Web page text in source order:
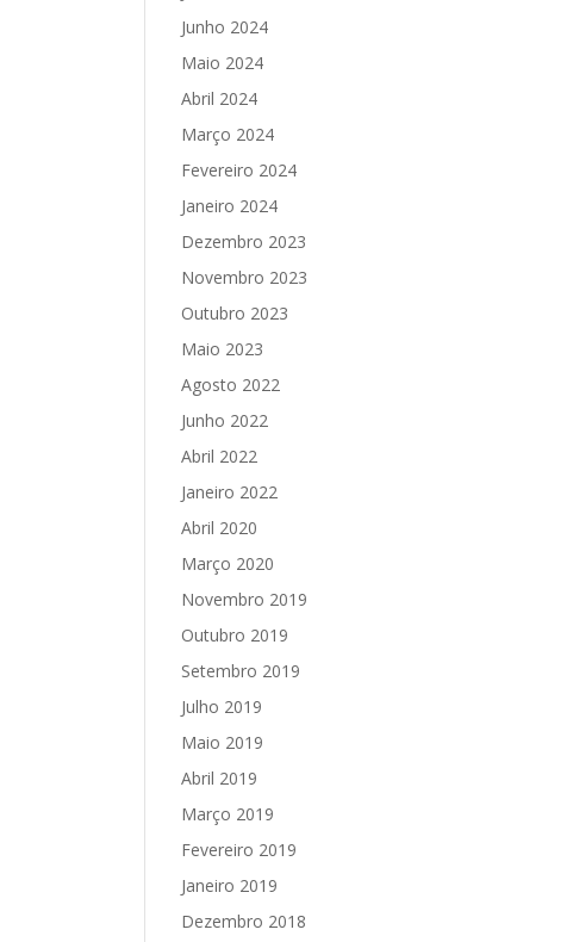
Junho 2024
Maio 2024
Abril 2024
Março 2024
Fevereiro 2024
Janeiro 2024
Dezembro 2023
Novembro 2023
Outubro 2023
Maio 2023
Agosto 2022
Junho 2022
Abril 2022
Janeiro 2022
Abril 2020
Março 2020
Novembro 2019
Outubro 2019
Setembro 2019
Julho 2019
Maio 2019
Abril 2019
Março 2019
Fevereiro 2019
Janeiro 2019
Dezembro 2018